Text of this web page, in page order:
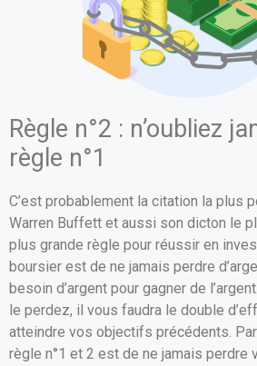
Règle n°2 : n’oubliez
règle n°1
C’est probablement la citation la plus
Warren Buffett et aussi son dicton le
plus grande règle pour réussir en
boursier est de ne jamais perdre
besoin d’argent pour gagner de
le perdez, il vous faudra le double
atteindre vos objectifs précédents.
règle n°1 et 2 est de ne jamais perdre